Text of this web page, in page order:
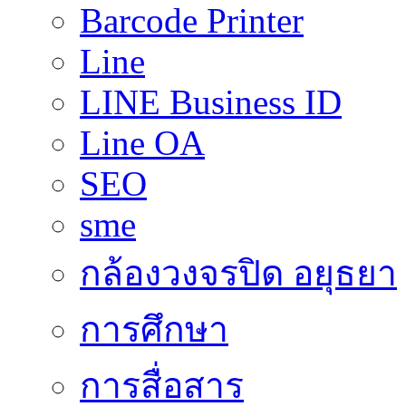
Barcode Printer
Line
LINE Business ID
Line OA
SEO
sme
กล้องวงจรปิด อยุธยา
การศึกษา
การสื่อสาร